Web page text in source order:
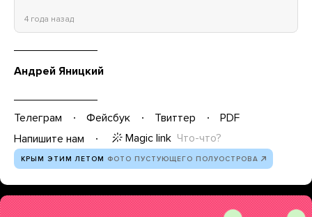
4 года назад
Андрей Яницкий
Телеграм Фейсбук Твиттер
PDF
Напишите нам
Magic link Что-что?
КРЫМ ЭТИМ ЛЕТОМ ФОТО ПУСТУЮЩЕГО ПОЛУОСТРОВА